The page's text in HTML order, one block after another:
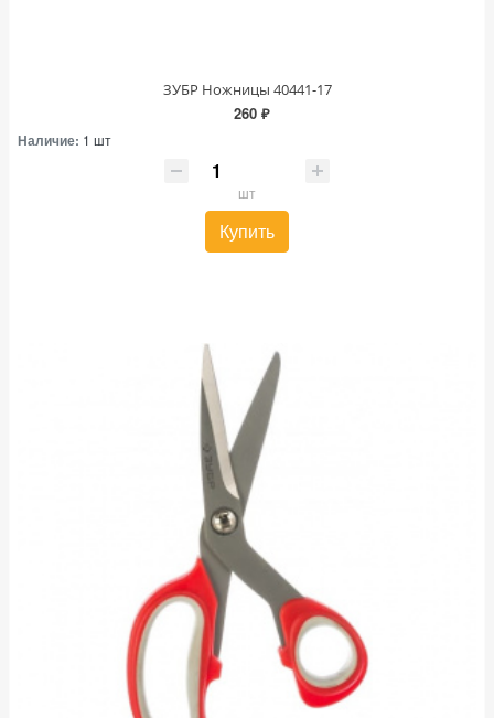
ЗУБР Ножницы 40441-17
260 ₽
Наличие: 1 шт
шт
Купить